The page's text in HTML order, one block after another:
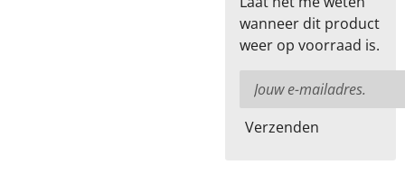
wanneer dit product
weer op voorraad is.
Verzenden